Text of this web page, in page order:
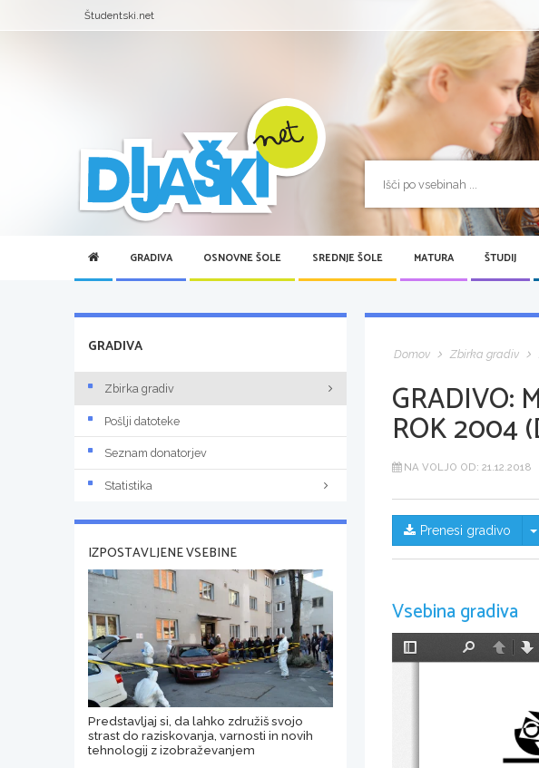
Študentski.net
GRADIVA OSNOVNE ŠOLE SREDNJE ŠOLE MATURA ŠTUDIJ
Domov Zbirka gradiv
GRADIVO:
ROK 2004
NA VOLJO OD: 21.12.2018
Prenesi gradivo
Vsebina gradiva
Preklopi
Nazaj
GRADIVA
Zbirka gradiv
Pošlji datoteke
Seznam donatorjev
Statistika
IZPOSTAVLJENE VSEBINE
Predstavljaj si, da lahko združiš svojo
strast do raziskovanja, varnosti in novih
tehnologij z izobraževanjem